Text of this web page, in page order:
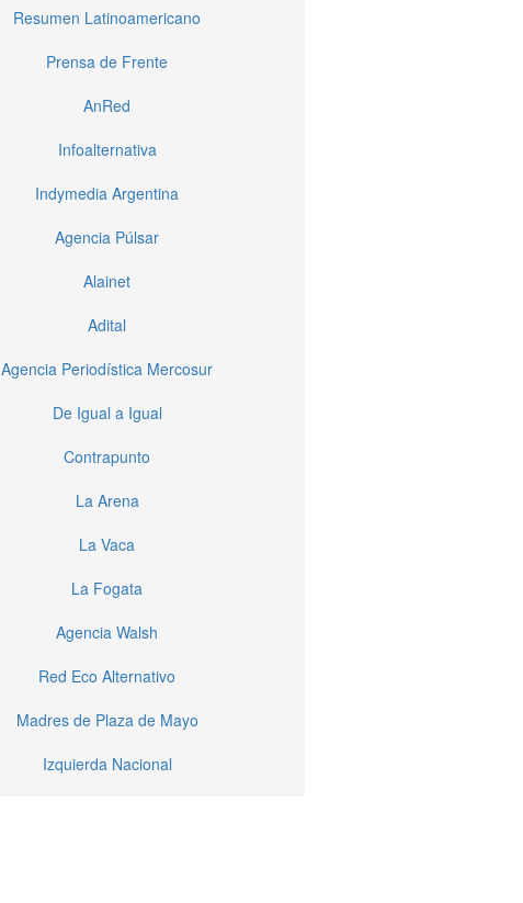
Resumen Latinoamericano
Prensa de Frente
AnRed
Infoalternativa
Indymedia Argentina
Agencia Púlsar
Alainet
Adital
Agencia Periodística Mercosur
De Igual a Igual
Contrapunto
La Arena
La Vaca
La Fogata
Agencia Walsh
Red Eco Alternativo
Madres de Plaza de Mayo
Izquierda Nacional